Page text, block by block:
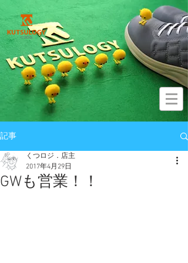
記事
GWも営業！！
くつロジ．店主
2017年4月29日